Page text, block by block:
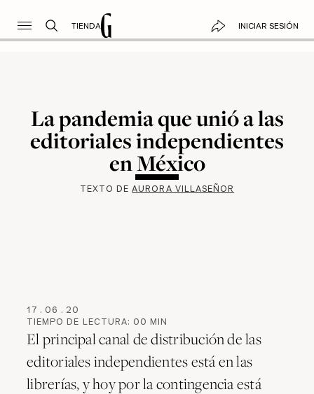
TIENDA INICIAR SESIÓN
La pandemia que unió a las
editoriales independientes
en México
TEXTO DEAURORA VILLASEÑOR
17 . 06 . 20
TIEMPO DE LECTURA: 00 MIN
El principal canal de distribución de las
editoriales independientes está en las
librerías, y hoy por la contingencia está